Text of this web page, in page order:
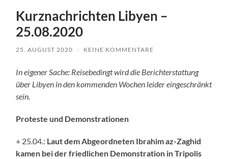
Kurznachrichten Libyen –
25.08.2020
25. AUGUST 2020 / KEINE KOMMENTARE
In eigener Sache: Reisebedingt wird die Berichterstattung
über Libyen in den kommenden Wochen leider eingeschränkt
sein.
Proteste und Demonstrationen
+ 25.04.: Laut dem Abgeordneten Ibrahim az-Zaghid
kamen bei der friedlichen Demonstration in Tripolis